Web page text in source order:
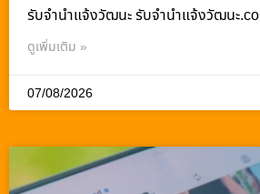
รับจํานําแจ้งวัฒนะ รับจํานําแจ้งวัฒนะ.co
ดูเพิ่มเติม »
07/08/2026